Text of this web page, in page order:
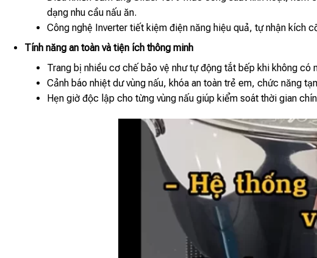
dạng nhu cầu nấu ăn.
Công nghệ Inverter tiết kiệm điện năng hiệu quả, tự nhận kích
Tính năng an toàn và tiện ích thông minh
Trang bị nhiều cơ chế bảo vệ như tự động tắt bếp khi không
Cảnh báo nhiệt dư vùng nấu, khóa an toàn trẻ em, chức năng
Hẹn giờ độc lập cho từng vùng nấu giúp kiểm soát thời gian